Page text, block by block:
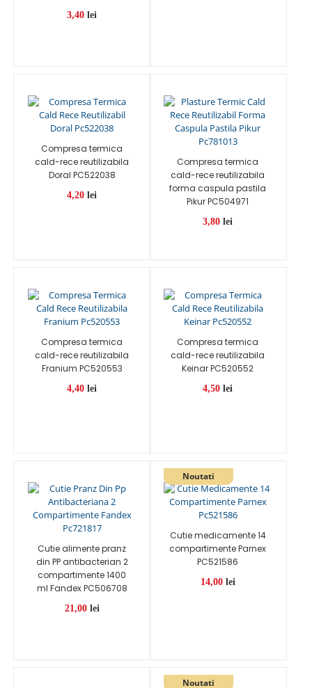
3,40lei
Compresa termica
cald-rece reutilizabila
Doral PC522038
4,20lei
Compresa termica
cald-rece reutilizabila
forma caspula pastila
Pikur PC504971
3,80lei
Compresa termica
cald-rece reutilizabila
Franium PC520553
4,40lei
Compresa termica
cald-rece reutilizabila
Keinar PC520552
4,50lei
Cutie alimente pranz
din PP antibacterian 2
compartimente 1400
ml Fandex PC506708
21,00 lei
Cutie medicamente 14
compartimente Parnex
PC521586
14,00 lei